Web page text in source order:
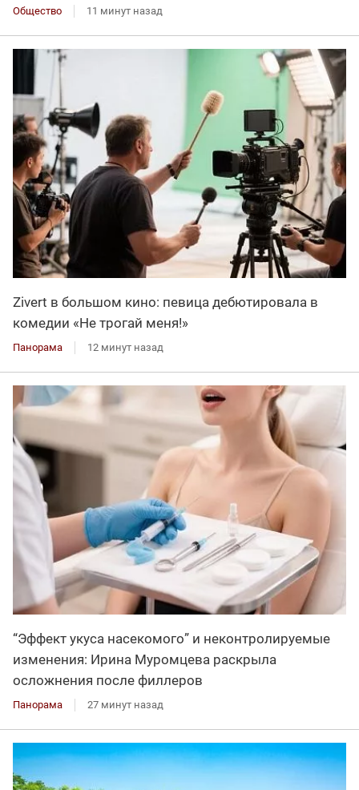
Общество 11 минут назад
Zivert в большом кино: певица дебютировала в
комедии «Не трогай меня!»
Панорама 12 минут назад
“Эффект укуса насекомого” и неконтролируемые
изменения: Ирина Муромцева раскрыла
осложнения после филлеров
Панорама 27 минут назад